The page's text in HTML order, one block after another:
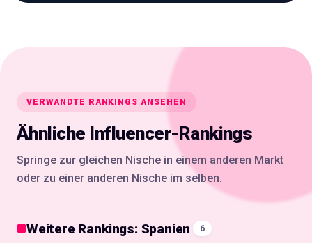
VERWANDTE RANKINGS ANSEHEN
Ähnliche Influencer-Rankings
Springe zur gleichen Nische in einem anderen Markt
oder zu einer anderen Nische im selben.
Weitere Rankings: Spanien 6